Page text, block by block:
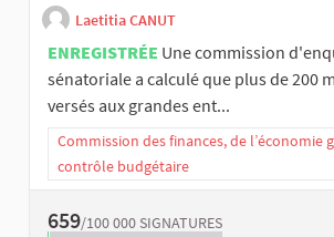
Laetitia CANUT
ENREGISTRÉE Une commission
sénatoriale a calculé que plus de 200
versés aux grandes ent...
Commission des finances, de l’économie
contrôle budgétaire
659/100 000 SIGNATURES